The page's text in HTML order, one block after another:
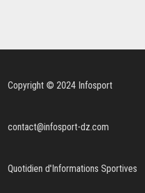
Copyright © 2024 Infosport
contact@infosport-dz.com
Quotidien d'Informations Sportives